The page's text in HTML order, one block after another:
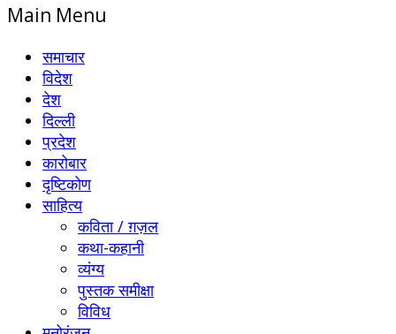
Main Menu
समाचार
विदेश
देश
दिल्ली
प्रदेश
कारोबार
दृष्टिकोण
साहित्य
कविता / ग़ज़ल
कथा-कहानी
व्यंग्य
पुस्तक समीक्षा
विविध